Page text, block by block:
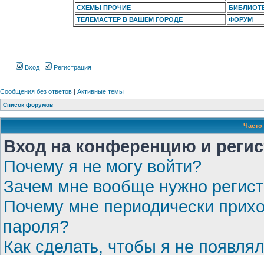
СХЕМЫ ПРОЧИЕ
ТЕЛЕМАСТЕР В ВАШЕМ ГОРОДЕ
ФОРУМ
Вход Регистрация
Сообщения без ответов | Активные темы
Список форумов
Вход на конференцию и
Почему я не могу войти?
Зачем мне вообще нужно
Почему мне периодически
пароля?
Как сделать, чтобы я не